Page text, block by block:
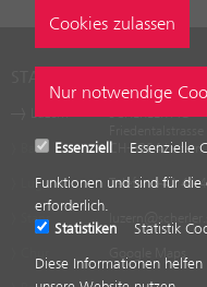
Baar
Lugano
Stans
CH-6004 Luzern
Telefon +41 41
Essenziell
Essenzielle
Funktionen und sind für
erforderlich.
Statistiken
Statistik
Diese Informationen helfen